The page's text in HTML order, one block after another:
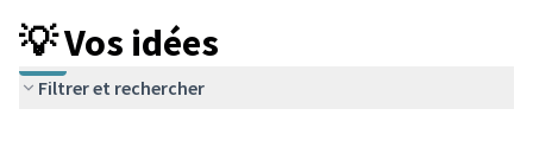
💡 Vos idées
Filtrer et rechercher